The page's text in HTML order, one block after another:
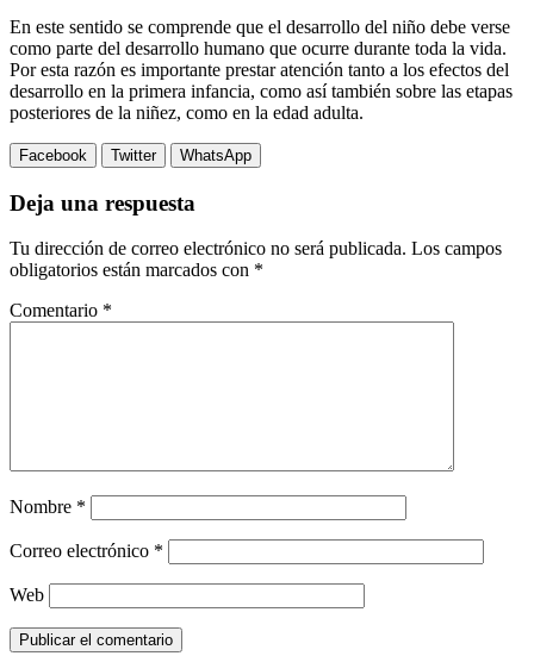
En este sentido se comprende que el desarrollo del niño debe verse
como parte del desarrollo humano que ocurre durante toda la vida.
Por esta razón es importante prestar atención tanto a los efectos del
desarrollo en la primera infancia, como así también sobre las etapas
posteriores de la niñez, como en la edad adulta.
Facebook Twitter WhatsApp
Deja una respuesta
Tu dirección de correo electrónico no será publicada. Los campos
obligatorios están marcados con *
Comentario *
Nombre *
Correo electrónico *
Web